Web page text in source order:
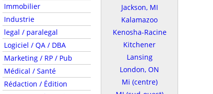
Immobilier
Industrie
legal / paralegal
Logiciel / QA / DBA
Marketing / RP / Pub
Médical / Santé
Rédaction / Édition
Jackson, MI
Kalamazoo
Kenosha-Racine
Kitchener
Lansing
London, ON
Mi (centre)